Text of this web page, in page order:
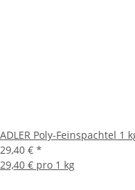
ADLER Poly-Feinspachtel 1
29,40 € *
29,40 € pro 1 kg